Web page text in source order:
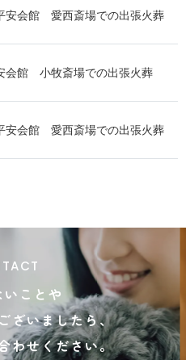
安会館 愛西斎場での出張火葬
会館 小牧斎場での出張火葬
安会館 愛西斎場での出張火葬
ことや
ざいましたら、
わせください。